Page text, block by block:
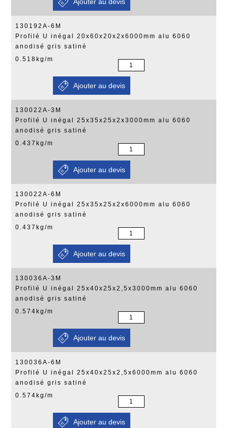
130192A-6M
Profilé U inégal 20x60x20x2x6000mm alu 6060
anodisé gris satiné
0.518kg/m
130022A-3M
Profilé U inégal 25x35x25x2x3000mm alu 6060
anodisé gris satiné
0.437kg/m
130022A-6M
Profilé U inégal 25x35x25x2x6000mm alu 6060
anodisé gris satiné
0.437kg/m
130036A-3M
Profilé U inégal 25x40x25x2,5x3000mm alu 6060
anodisé gris satiné
0.574kg/m
130036A-6M
Profilé U inégal 25x40x25x2,5x6000mm alu 6060
anodisé gris satiné
0.574kg/m